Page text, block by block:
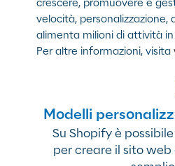
velocità,
alimenta milioni di attività in
Per altre informazioni, visita
Modelli
Su Shopify è
per creare il sito